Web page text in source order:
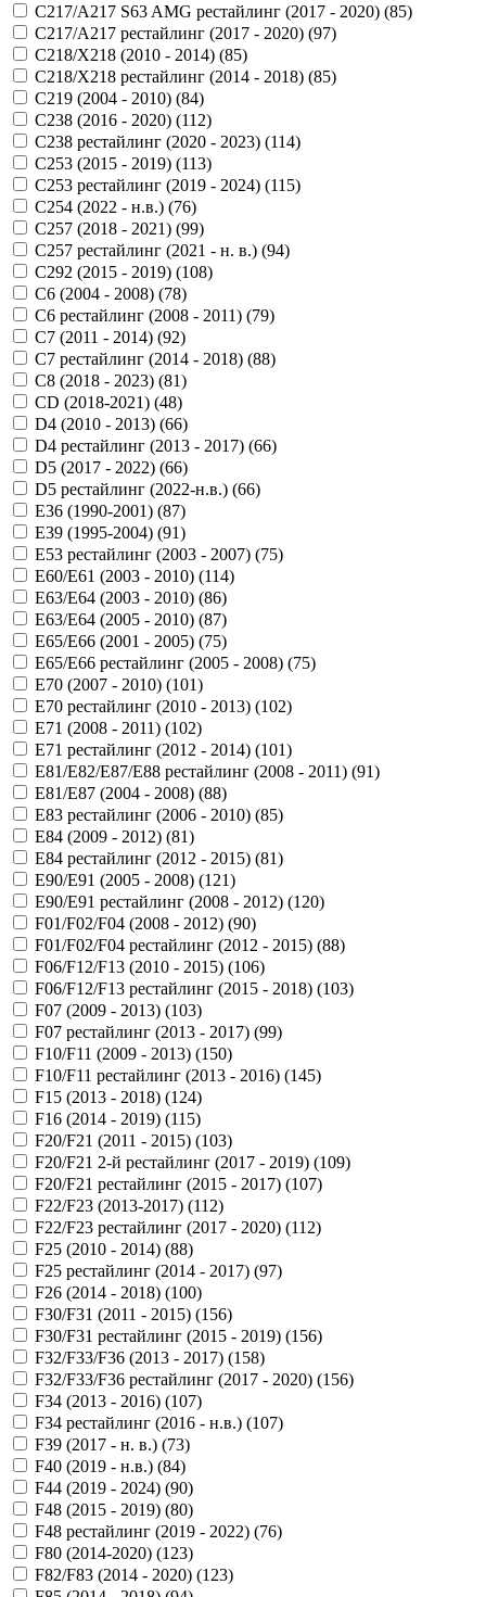
C217/A217 S63 AMG рестайлинг (2017 - 2020) (85)
C217/A217 рестайлинг (2017 - 2020) (97)
C218/X218 (2010 - 2014) (85)
C218/X218 рестайлинг (2014 - 2018) (85)
C219 (2004 - 2010) (84)
C238 (2016 - 2020) (112)
C238 рестайлинг (2020 - 2023) (114)
C253 (2015 - 2019) (113)
C253 рестайлинг (2019 - 2024) (115)
C254 (2022 - н.в.) (76)
C257 (2018 - 2021) (99)
C257 рестайлинг (2021 - н. в.) (94)
C292 (2015 - 2019) (108)
C6 (2004 - 2008) (78)
C6 рестайлинг (2008 - 2011) (79)
C7 (2011 - 2014) (92)
C7 рестайлинг (2014 - 2018) (88)
C8 (2018 - 2023) (81)
CD (2018-2021) (48)
D4 (2010 - 2013) (66)
D4 рестайлинг (2013 - 2017) (66)
D5 (2017 - 2022) (66)
D5 рестайлинг (2022-н.в.) (66)
E36 (1990-2001) (87)
E39 (1995-2004) (91)
E53 рестайлинг (2003 - 2007) (75)
E60/E61 (2003 - 2010) (114)
E63/E64 (2003 - 2010) (86)
E63/E64 (2005 - 2010) (87)
E65/E66 (2001 - 2005) (75)
E65/E66 рестайлинг (2005 - 2008) (75)
E70 (2007 - 2010) (101)
E70 рестайлинг (2010 - 2013) (102)
E71 (2008 - 2011) (102)
E71 рестайлинг (2012 - 2014) (101)
E81/E82/E87/E88 рестайлинг (2008 - 2011) (91)
E81/E87 (2004 - 2008) (88)
E83 рестайлинг (2006 - 2010) (85)
E84 (2009 - 2012) (81)
E84 рестайлинг (2012 - 2015) (81)
E90/E91 (2005 - 2008) (121)
E90/E91 рестайлинг (2008 - 2012) (120)
F01/F02/F04 (2008 - 2012) (90)
F01/F02/F04 рестайлинг (2012 - 2015) (88)
F06/F12/F13 (2010 - 2015) (106)
F06/F12/F13 рестайлинг (2015 - 2018) (103)
F07 (2009 - 2013) (103)
F07 рестайлинг (2013 - 2017) (99)
F10/F11 (2009 - 2013) (150)
F10/F11 рестайлинг (2013 - 2016) (145)
F15 (2013 - 2018) (124)
F16 (2014 - 2019) (115)
F20/F21 (2011 - 2015) (103)
F20/F21 2-й рестайлинг (2017 - 2019) (109)
F20/F21 рестайлинг (2015 - 2017) (107)
F22/F23 (2013-2017) (112)
F22/F23 рестайлинг (2017 - 2020) (112)
F25 (2010 - 2014) (88)
F25 рестайлинг (2014 - 2017) (97)
F26 (2014 - 2018) (100)
F30/F31 (2011 - 2015) (156)
F30/F31 рестайлинг (2015 - 2019) (156)
F32/F33/F36 (2013 - 2017) (158)
F32/F33/F36 рестайлинг (2017 - 2020) (156)
F34 (2013 - 2016) (107)
F34 рестайлинг (2016 - н.в.) (107)
F39 (2017 - н. в.) (73)
F40 (2019 - н.в.) (84)
F44 (2019 - 2024) (90)
F48 (2015 - 2019) (80)
F48 рестайлинг (2019 - 2022) (76)
F80 (2014-2020) (123)
F82/F83 (2014 - 2020) (123)